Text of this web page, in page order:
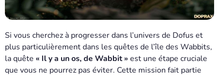
Si vous cherchez à progresser dans l’univers de Dofus et
plus particulièrement dans les quêtes de l’île des Wabbits,
la quête « Il y a un os, de Wabbit » est une étape cruciale
que vous ne pourrez pas éviter. Cette mission fait partie